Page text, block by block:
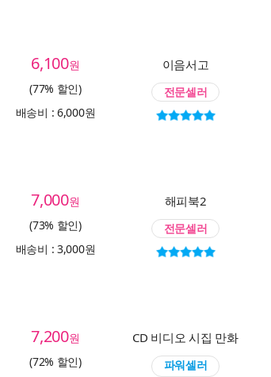
6,100원
(77% 할인)
배송비 : 6,000원
이음서고
전문셀러
7,000원
(73% 할인)
배송비 : 3,000원
해피북2
전문셀러
7,200원
(72% 할인)
CD 비디오 시집 만화
파워셀러